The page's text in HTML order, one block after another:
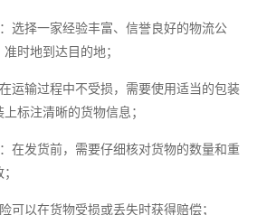
选择一家经验丰富、信誉良好的物流公
时地到达目的地；
运输过程中不受损，需要使用适当的包装
标注清晰的货物信息；
在发货前，需要仔细核对货物的数量和重
可以在货物受损或丢失时获得赔偿；